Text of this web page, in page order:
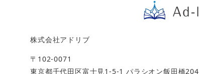
株式会社アドリブ
〒102-0071
東京都千代田区富士見1-5-1 パラシオン飯田橋204